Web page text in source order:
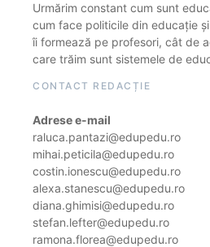
Urmărim constant cum sunt
cum face politicile din educație
îi formează pe profesori, cât de
care trăim sunt sistemele de
CONTACT REDACȚIE
Adrese e-mail
raluca.pantazi@edupedu.ro
mihai.peticila@edupedu.ro
costin.ionescu@edupedu.ro
alexa.stanescu@edupedu.ro
diana.ghimisi@edupedu.ro
stefan.lefter@edupedu.ro
ramona.florea@edupedu.ro